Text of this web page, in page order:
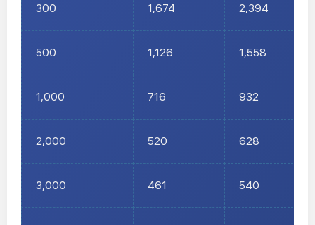
300 1,674 2,394
500 1,126 1,558
1,000 716 932
2,000 520 628
3,000 461 540